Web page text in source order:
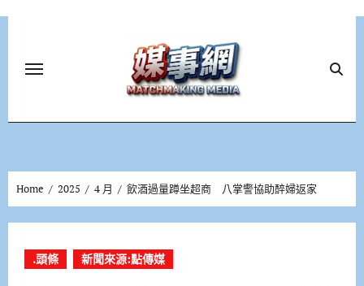
Home 2025 4 月 飲酒過量蹲坐超商 八掌警協助醉婦返家
.頭條 新聞來源:點傳媒